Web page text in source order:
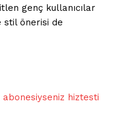
genç kullanıcılar
stil önerisi de
hiztesti